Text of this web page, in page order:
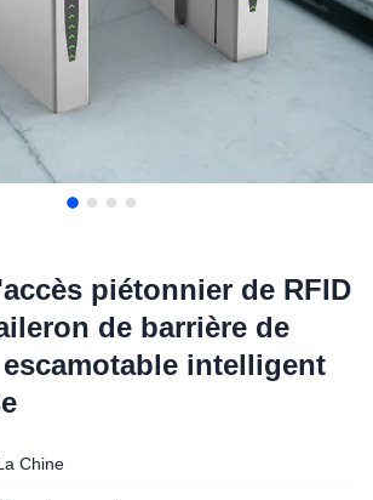
piétonnier de RFID
de barrière de
intelligent
Chine